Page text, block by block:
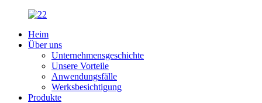
Heim
Über uns
Unternehmensgeschichte
Unsere Vorteile
Anwendungsfälle
Werksbesichtigung
Produkte